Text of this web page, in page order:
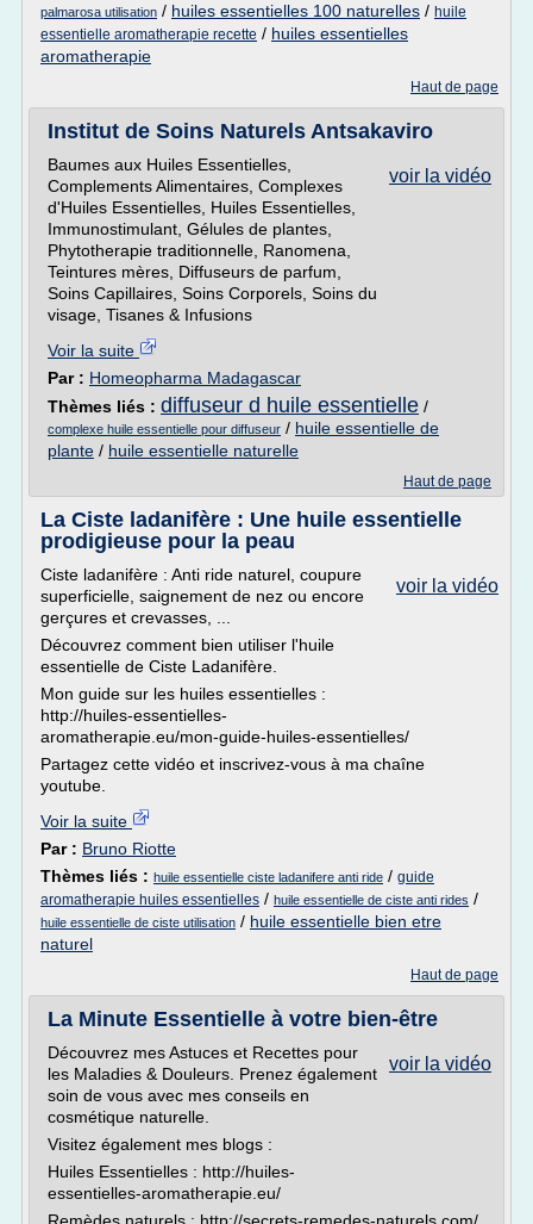
palmarosa utilisation / huiles essentielles 100 naturelles / huile
essentielle aromatherapie recette / huiles essentielles
aromatherapie
Haut de page
Institut de Soins Naturels Antsakaviro
voir la vidéo
Baumes aux Huiles Essentielles,
Complements Alimentaires, Complexes
d'Huiles Essentielles, Huiles Essentielles,
Immunostimulant, Gélules de plantes,
Phytotherapie traditionnelle, Ranomena,
Teintures mères, Diffuseurs de parfum,
Soins Capillaires, Soins Corporels, Soins du
visage, Tisanes & Infusions
Voir la suite
Par : Homeopharma Madagascar
Thèmes liés : diffuseur d huile essentielle /
complexe huile essentielle pour diffuseur / huile essentielle de
plante / huile essentielle naturelle
Haut de page
La Ciste ladanifère : Une huile essentielle
prodigieuse pour la peau
voir la vidéo
Ciste ladanifère : Anti ride naturel, coupure
superficielle, saignement de nez ou encore
gerçures et crevasses, ...
Découvrez comment bien utiliser l'huile
essentielle de Ciste Ladanifère.
Mon guide sur les huiles essentielles :
http://huiles-essentielles-
aromatherapie.eu/mon-guide-huiles-essentielles/
Partagez cette vidéo et inscrivez-vous à ma chaîne
youtube.
Voir la suite
Par : Bruno Riotte
Thèmes liés : huile essentielle ciste ladanifere anti ride / guide
aromatherapie huiles essentielles / huile essentielle de ciste anti rides /
huile essentielle de ciste utilisation / huile essentielle bien etre
naturel
Haut de page
La Minute Essentielle à votre bien-être
voir la vidéo
Découvrez mes Astuces et Recettes pour
les Maladies & Douleurs. Prenez également
soin de vous avec mes conseils en
cosmétique naturelle.
Visitez également mes blogs :
Huiles Essentielles : http://huiles-
essentielles-aromatherapie.eu/